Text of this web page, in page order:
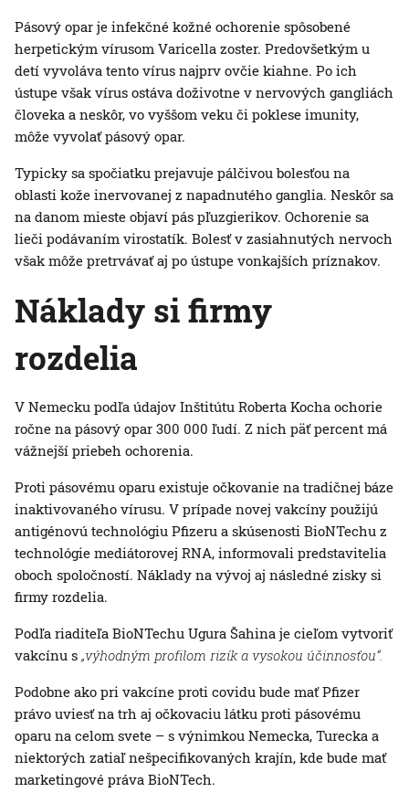
Pásový opar je infekčné kožné ochorenie spôsobené
herpetickým vírusom Varicella zoster. Predovšetkým u
detí vyvoláva tento vírus najprv ovčie kiahne. Po ich
ústupe však vírus ostáva doživotne v nervových gangliách
človeka a neskôr, vo vyššom veku či poklese imunity,
môže vyvolať pásový opar.
Typicky sa spočiatku prejavuje pálčivou bolesťou na
oblasti kože inervovanej z napadnutého ganglia. Neskôr sa
na danom mieste objaví pás pľuzgierikov. Ochorenie sa
lieči podávaním virostatík. Bolesť v zasiahnutých nervoch
však môže pretrvávať aj po ústupe vonkajších príznakov.
Náklady si firmy
rozdelia
V Nemecku podľa údajov Inštitútu Roberta Kocha ochorie
ročne na pásový opar 300 000 ľudí. Z nich päť percent má
vážnejší priebeh ochorenia.
Proti pásovému oparu existuje očkovanie na tradičnej báze
inaktivovaného vírusu. V prípade novej vakcíny použijú
antigénovú technológiu Pfizeru a skúsenosti BioNTechu z
technológie mediátorovej RNA, informovali predstavitelia
oboch spoločností. Náklady na vývoj aj následné zisky si
firmy rozdelia.
Podľa riaditeľa BioNTechu Ugura Šahina je cieľom vytvoriť
vakcínu s „výhodným profilom rizík a vysokou účinnosťou“.
Podobne ako pri vakcíne proti covidu bude mať Pfizer
právo uviesť na trh aj očkovaciu látku proti pásovému
oparu na celom svete – s výnimkou Nemecka, Turecka a
niektorých zatiaľ nešpecifikovaných krajín, kde bude mať
marketingové práva BioNTech.